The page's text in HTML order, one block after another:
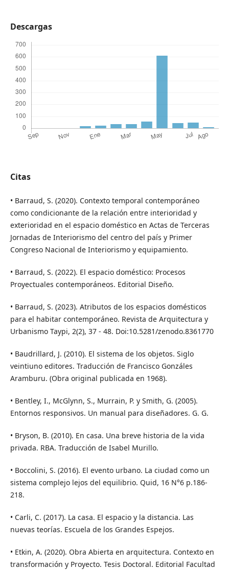
Descargas
Citas
• Barraud, S. (2020). Contexto temporal contemporáneo
como condicionante de la relación entre interioridad y
exterioridad en el espacio doméstico en Actas de Terceras
Jornadas de Interiorismo del centro del país y Primer
Congreso Nacional de Interiorismo y equipamiento.
• Barraud, S. (2022). El espacio doméstico: Procesos
Proyectuales contemporáneos. Editorial Diseño.
• Barraud, S. (2023). Atributos de los espacios domésticos
para el habitar contemporáneo. Revista de Arquitectura y
Urbanismo Taypi, 2(2), 37 - 48. Doi:10.5281/zenodo.8361770
• Baudrillard, J. (2010). El sistema de los objetos. Siglo
veintiuno editores. Traducción de Francisco Gonzáles
Aramburu. (Obra original publicada en 1968).
• Bentley, I., McGlynn, S., Murrain, P. y Smith, G. (2005).
Entornos responsivos. Un manual para diseñadores. G. G.
• Bryson, B. (2010). En casa. Una breve historia de la vida
privada. RBA. Traducción de Isabel Murillo.
• Boccolini, S. (2016). El evento urbano. La ciudad como un
sistema complejo lejos del equilibrio. Quid, 16 N°6 p.186-
218.
• Carli, C. (2017). La casa. El espacio y la distancia. Las
nuevas teorías. Escuela de los Grandes Espejos.
• Etkin, A. (2020). Obra Abierta en arquitectura. Contexto en
transformación y Proyecto. Tesis Doctoral. Editorial Facultad